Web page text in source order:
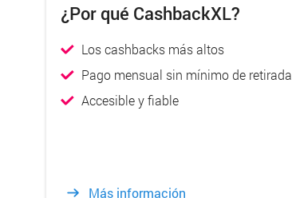
¿Por qué CashbackXL?
Los cashbacks más altos
Pago mensual sin mínimo de retirada
Accesible y fiable
Más información